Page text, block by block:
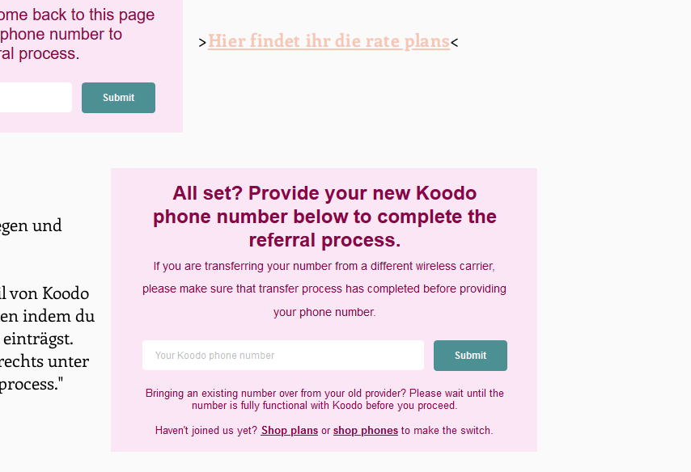
>Hier findet ihr die rate plans<
und
von Koodo
indem du
unter